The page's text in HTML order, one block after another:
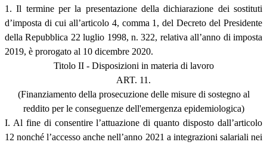
1. Il termine per la presentazione della dichiarazione dei sostituti
d’imposta di cui all’articolo 4, comma 1, del Decreto del Presidente
della Repubblica 22 luglio 1998, n. 322, relativa all’anno di imposta
2019, è prorogato al 10 dicembre 2020.
Titolo II - Disposizioni in materia di lavoro
ART. 11.
(Finanziamento della prosecuzione delle misure di sostegno al
reddito per le conseguenze dell'emergenza epidemiologica)
I. Al fine di consentire l’attuazione di quanto disposto dall’articolo
12 nonché l’accesso anche nell’anno 2021 a integrazioni salariali nei